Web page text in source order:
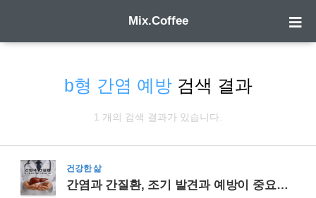
Mix.Coffee
b형 간염 예방검색 결과
1 개의 검색 결과가 있습니다.
건강한 삶
간염과 간질환, 조기 발견과 예방이 중요한 이유